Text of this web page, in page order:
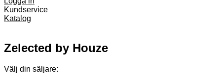
Kundservice
Katalog
Zelected by Houze
Välj din säljare: